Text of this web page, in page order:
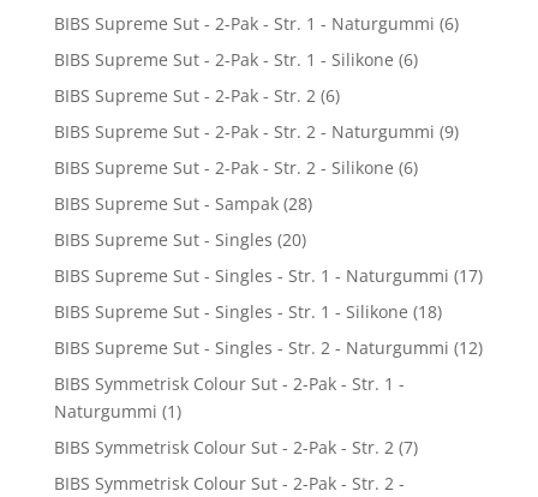
BIBS Supreme Sut - 2-Pak - Str. 1 - Naturgummi (6)
BIBS Supreme Sut - 2-Pak - Str. 1 - Silikone (6)
BIBS Supreme Sut - 2-Pak - Str. 2 (6)
BIBS Supreme Sut - 2-Pak - Str. 2 - Naturgummi (9)
BIBS Supreme Sut - 2-Pak - Str. 2 - Silikone (6)
BIBS Supreme Sut - Sampak (28)
BIBS Supreme Sut - Singles (20)
BIBS Supreme Sut - Singles - Str. 1 - Naturgummi (17)
BIBS Supreme Sut - Singles - Str. 1 - Silikone (18)
BIBS Supreme Sut - Singles - Str. 2 - Naturgummi (12)
BIBS Symmetrisk Colour Sut - 2-Pak - Str. 1 -
Naturgummi (1)
BIBS Symmetrisk Colour Sut - 2-Pak - Str. 2 (7)
BIBS Symmetrisk Colour Sut - 2-Pak - Str. 2 -